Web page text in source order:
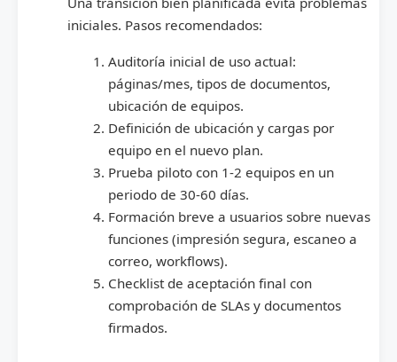
iniciales. Pasos recomendados:
Auditoría inicial de uso actual:
páginas/mes, tipos de documentos,
ubicación de equipos.
Definición de ubicación y cargas por
equipo en el nuevo plan.
Prueba piloto con 1-2 equipos en un
periodo de 30-60 días.
Formación breve a usuarios sobre nuevas
funciones (impresión segura, escaneo a
correo, workflows).
Checklist de aceptación final con
comprobación de SLAs y documentos
firmados.